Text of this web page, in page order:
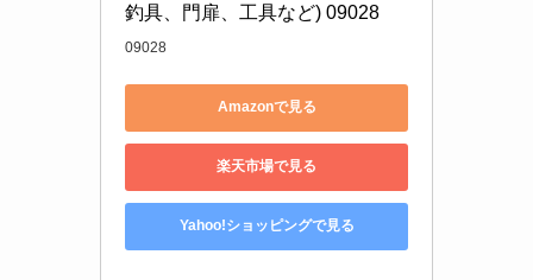
釣具、門扉、工具など) 09028
09028
Amazonで見る
楽天市場で見る
Yahoo!ショッピングで見る